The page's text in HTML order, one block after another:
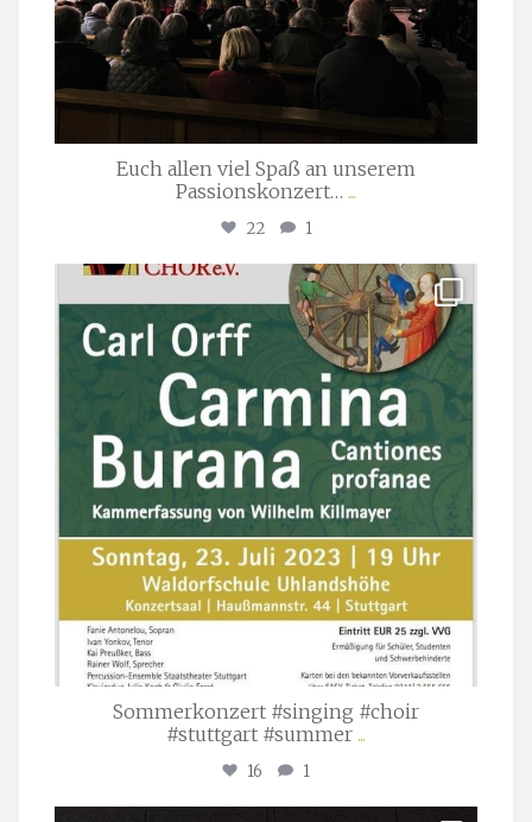
Euch allen viel Spaß an unserem
Passionskonzert… ...
22 1
stuttgarter_oratorienchor
Juli 22
Sommerkonzert #singing #choir
#stuttgart #summer ...
16 1